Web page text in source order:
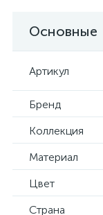
Основные
Артикул
Бренд
Коллекция
Материал
Цвет
Страна